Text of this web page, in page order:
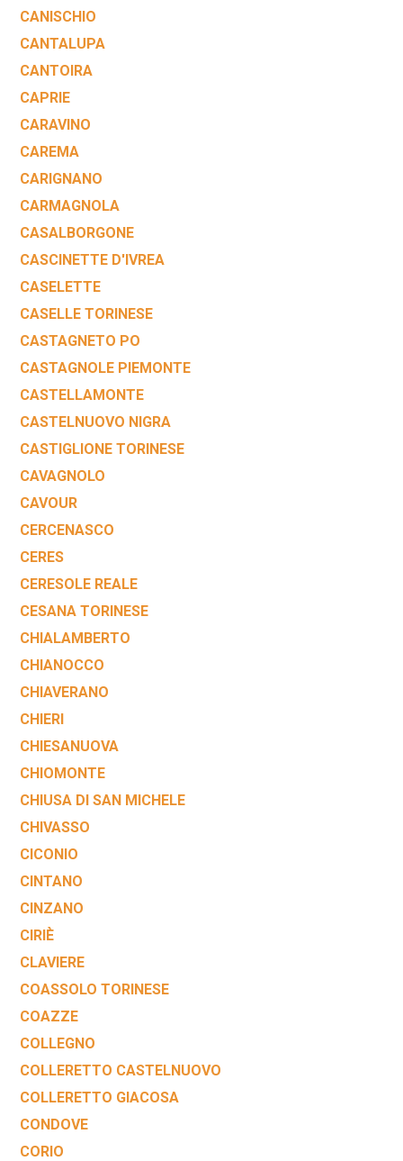
CANISCHIO
CANTALUPA
CANTOIRA
CAPRIE
CARAVINO
CAREMA
CARIGNANO
CARMAGNOLA
CASALBORGONE
CASCINETTE D'IVREA
CASELETTE
CASELLE TORINESE
CASTAGNETO PO
CASTAGNOLE PIEMONTE
CASTELLAMONTE
CASTELNUOVO NIGRA
CASTIGLIONE TORINESE
CAVAGNOLO
CAVOUR
CERCENASCO
CERES
CERESOLE REALE
CESANA TORINESE
CHIALAMBERTO
CHIANOCCO
CHIAVERANO
CHIERI
CHIESANUOVA
CHIOMONTE
CHIUSA DI SAN MICHELE
CHIVASSO
CICONIO
CINTANO
CINZANO
CIRIÈ
CLAVIERE
COASSOLO TORINESE
COAZZE
COLLEGNO
COLLERETTO CASTELNUOVO
COLLERETTO GIACOSA
CONDOVE
CORIO